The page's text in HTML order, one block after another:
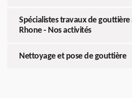
Spécialistes travaux de gouttière
Rhone - Nos activités
Nettoyage et pose de gouttière